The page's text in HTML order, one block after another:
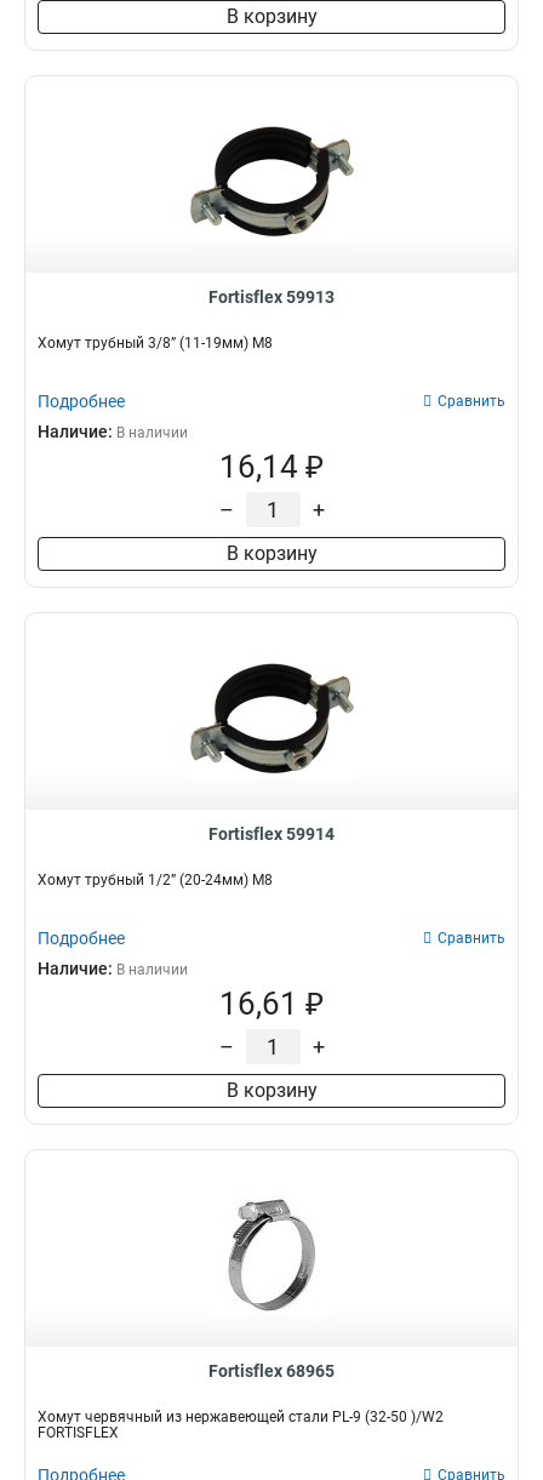
В корзину
Fortisflex 59913
Хомут трубный 3/8” (11-19мм) М8
Подробнее Сравнить
Наличие: В наличии
16,14 ₽
– +
В корзину
Fortisflex 59914
Хомут трубный 1/2” (20-24мм) М8
Подробнее Сравнить
Наличие: В наличии
16,61 ₽
– +
В корзину
Fortisflex 68965
Хомут червячный из нержавеющей стали PL-9 (32-50 )/W2
FORTISFLEX
Подробнее Сравнить